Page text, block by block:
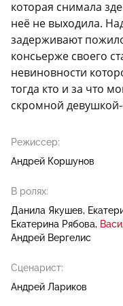
которая снимала
неё не выходила.
задерживают
консьерже своего
невиновности
тогда кто и за что
скромной
Режиссер:
Андрей Коршунов
В ролях:
Данила Якушев
Екатерина Рябова
Андрей Вергелис
Сценарист:
Андрей Лариков